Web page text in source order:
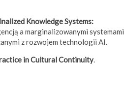
Knowledge Systems:
a marginalizowanymi systemami
z rozwojem technologii AI.
in Cultural Continuity.